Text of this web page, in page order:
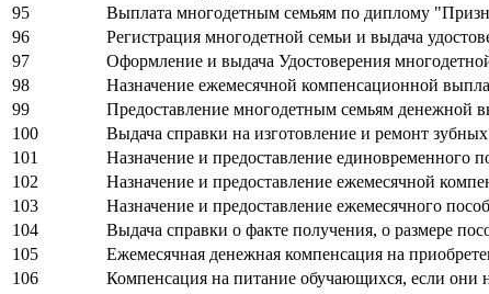
95
Выплата многодетным семьям по диплому
96
Регистрация многодетной семьи и выдача
97
Оформление и выдача Удостоверения
98
Назначение ежемесячной компенсационной
99
Предоставление многодетным семьям денежной
100
Выдача справки на изготовление и ремонт
101
Назначение и предоставление единовременного
102
Назначение и предоставление ежемесячной
103
Назначение и предоставление ежемесячного
104
Выдача справки о факте получения, о размере
105
Ежемесячная денежная компенсация на
106
Компенсация на питание обучающихся, если они